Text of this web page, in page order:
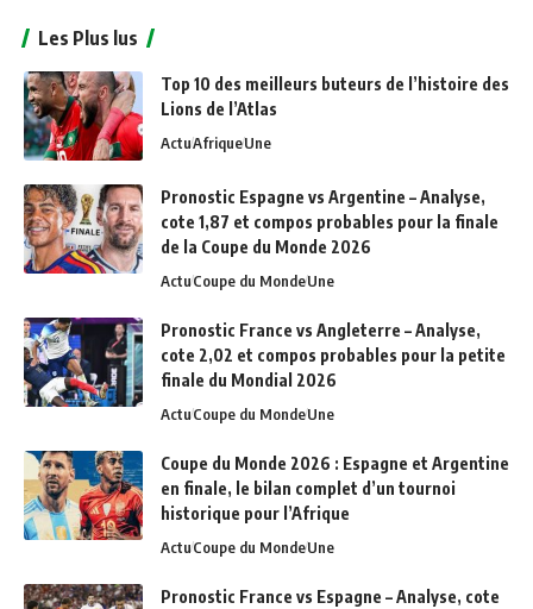
Les Plus lus
Top 10 des meilleurs buteurs de l’histoire des
Lions de l’Atlas
ActuAfriqueUne
Pronostic Espagne vs Argentine – Analyse,
cote 1,87 et compos probables pour la finale
de la Coupe du Monde 2026
ActuCoupe du MondeUne
Pronostic France vs Angleterre – Analyse,
cote 2,02 et compos probables pour la petite
finale du Mondial 2026
ActuCoupe du MondeUne
Coupe du Monde 2026 : Espagne et Argentine
en finale, le bilan complet d’un tournoi
historique pour l’Afrique
ActuCoupe du MondeUne
Pronostic France vs Espagne – Analyse, cote